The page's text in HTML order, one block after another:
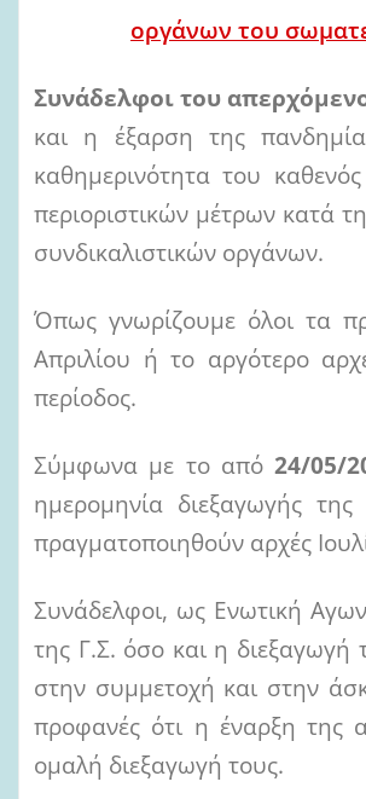
οργάνων του
Συνάδελφοι του
και η έξαρση της
καθημερινότητα του
περιοριστικών μέτρων κατά
συνδικαλιστικών οργάνων.
Όπως γνωρίζουμε όλοι τα
Απριλίου ή το αργότερο
περίοδος.
Σύμφωνα με το από24/05/
ημερομηνία διεξαγωγής
πραγματοποιηθούν αρχές
Συνάδελφοι, ως Ενωτική
της Γ.Σ. όσο και η διεξαγωγή
στην συμμετοχή και στην
προφανές ότι η έναρξη της
ομαλή διεξαγωγή τους.